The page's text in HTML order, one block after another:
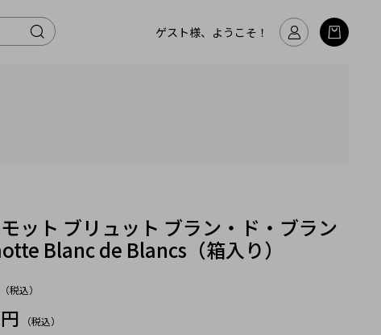
ゲスト様、ようこそ！
ット ブリュット ブラン・ド・ブラン
Blanc de Blancs（箱入り）
（税込）
（税込）